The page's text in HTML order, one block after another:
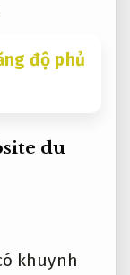
độ phủ
du
khuynh